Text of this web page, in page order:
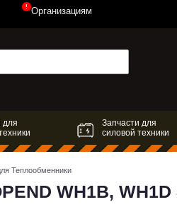
Организациям
!
для
Запчасти для
силовой техники
Теплообменники
WH1B, WH1D